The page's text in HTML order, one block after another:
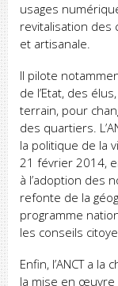
usages
revitalisation des
et artisanale.
Il pilote
de l’Etat, des
terrain, pour
des quartiers.
la politique de la
21 février 2014,
à l’adoption des
refonte de la
programme
les conseils
Enfin, l’ANCT a
la mise en œuvre